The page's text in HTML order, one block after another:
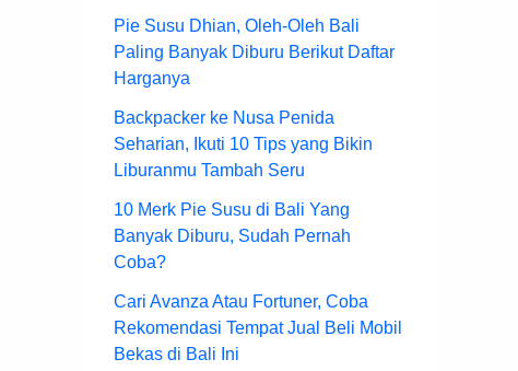
Pie Susu Dhian, Oleh-Oleh Bali
Paling Banyak Diburu Berikut Daftar
Harganya
Backpacker ke Nusa Penida
Seharian, Ikuti 10 Tips yang Bikin
Liburanmu Tambah Seru
10 Merk Pie Susu di Bali Yang
Banyak Diburu, Sudah Pernah
Coba?
Cari Avanza Atau Fortuner, Coba
Rekomendasi Tempat Jual Beli Mobil
Bekas di Bali Ini